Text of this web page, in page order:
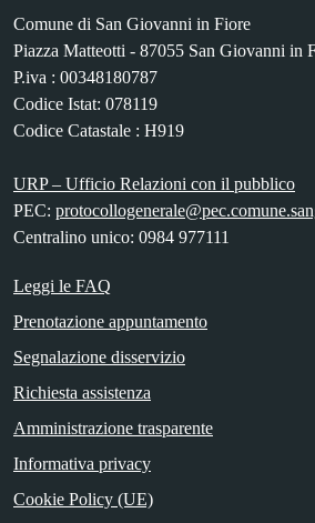
Comune di San Giovanni in Fiore
Piazza Matteotti - 87055 San Giovanni in
P.iva : 00348180787
Codice Istat: 078119
Codice Catastale : H919
URP – Ufficio Relazioni con il pubblico
PEC:
Centralino unico: 0984 977111
Leggi le FAQ
Prenotazione appuntamento
Segnalazione disservizio
Richiesta assistenza
Amministrazione trasparente
Informativa privacy
Cookie Policy (UE)